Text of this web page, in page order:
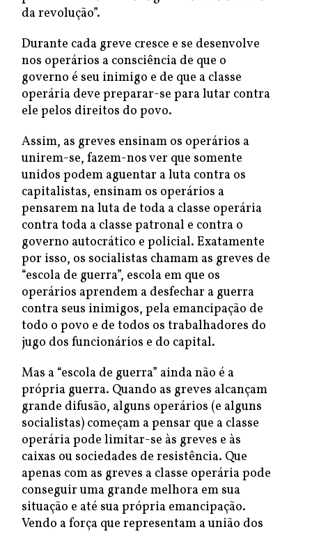
da revolução”.
Durante cada greve cresce e se desenvolve
nos operários a consciência de que o
governo é seu inimigo e de que a classe
operária deve preparar-se para lutar contra
ele pelos direitos do povo.
Assim, as greves ensinam os operários a
unirem-se, fazem-nos ver que somente
unidos podem aguentar a luta contra os
capitalistas, ensinam os operários a
pensarem na luta de toda a classe operária
contra toda a classe patronal e contra o
governo autocrático e policial. Exatamente
por isso, os socialistas chamam as greves de
“escola de guerra”, escola em que os
operários aprendem a desfechar a guerra
contra seus inimigos, pela emancipação de
todo o povo e de todos os trabalhadores do
jugo dos funcionários e do capital.
Mas a “escola de guerra” ainda não é a
própria guerra. Quando as greves alcançam
grande difusão, alguns operários (e alguns
socialistas) começam a pensar que a classe
operária pode limitar-se às greves e às
caixas ou sociedades de resistência. Que
apenas com as greves a classe operária pode
conseguir uma grande melhora em sua
situação e até sua própria emancipação.
Vendo a força que representam a união dos